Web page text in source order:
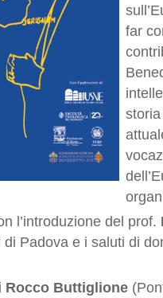
far
l’introduzione del prof.
di Padova e i saluti di
Rocco Buttiglione